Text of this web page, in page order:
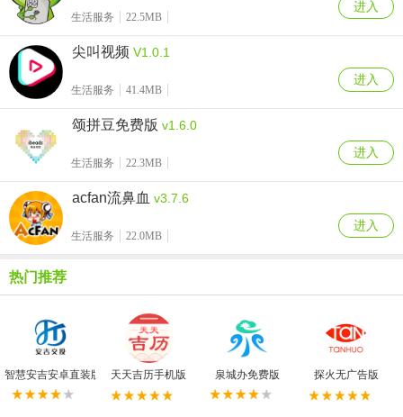
生活服务 22.5MB
进入
尖叫视频 V1.0.1
生活服务 41.4MB
进入
颂拼豆免费版 v1.6.0
生活服务 22.3MB
进入
acfan流鼻血 v3.7.6
生活服务 22.0MB
进入
热门推荐
智慧安吉安卓直装版 天天吉历手机版 泉城办免费版 探火无广告版